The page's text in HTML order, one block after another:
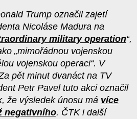
Trump označil zajetí
Nicoláse Madura na
military operation“,
„mimořádnou vojenskou
vojenskou operaci“. V
pět minut dvanáct na TV
Petr Pavel tuto akci označil
že výsledek únosu má více
negativního. ČTK i další